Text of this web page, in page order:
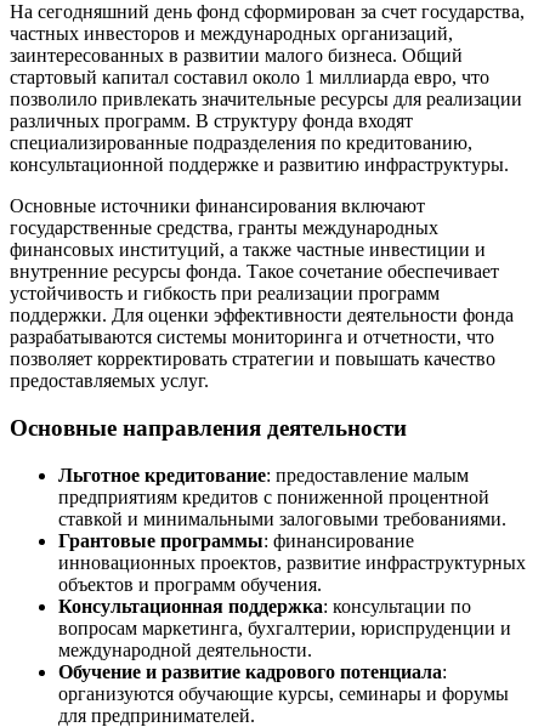
На сегодняшний день фонд сформирован за счет государства,
частных инвесторов и международных организаций,
заинтересованных в развитии малого бизнеса. Общий
стартовый капитал составил около 1 миллиарда евро, что
позволило привлекать значительные ресурсы для реализации
различных программ. В структуру фонда входят
специализированные подразделения по кредитованию,
консультационной поддержке и развитию инфраструктуры.
Основные источники финансирования включают
государственные средства, гранты международных
финансовых институций, а также частные инвестиции и
внутренние ресурсы фонда. Такое сочетание обеспечивает
устойчивость и гибкость при реализации программ
поддержки. Для оценки эффективности деятельности фонда
разрабатываются системы мониторинга и отчетности, что
позволяет корректировать стратегии и повышать качество
предоставляемых услуг.
Основные направления деятельности
Льготное кредитование: предоставление малым
предприятиям кредитов с пониженной процентной
ставкой и минимальными залоговыми требованиями.
Грантовые программы: финансирование
инновационных проектов, развитие инфраструктурных
объектов и программ обучения.
Консультационная поддержка: консультации по
вопросам маркетинга, бухгалтерии, юриспруденции и
международной деятельности.
Обучение и развитие кадрового потенциала:
организуются обучающие курсы, семинары и форумы
для предпринимателей.